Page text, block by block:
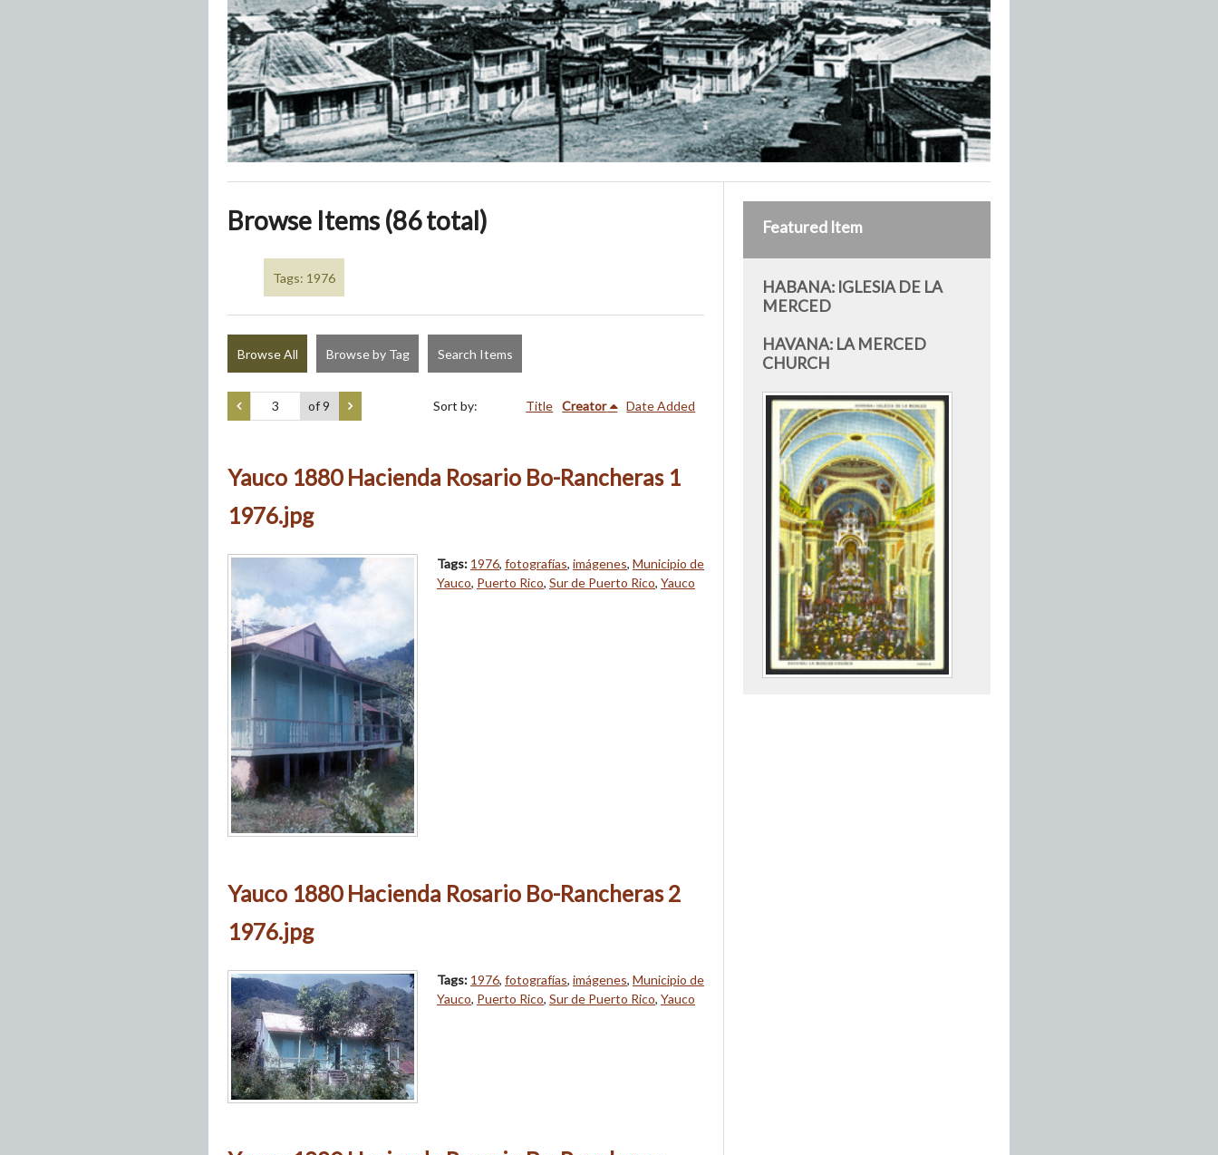
Browse Items (86 total)
Tags: 1976
Browse All Browse by Tag Search Items
of 9 Sort by: Title Creator Date Added
Yauco 1880 Hacienda Rosario Bo-Rancheras 1
1976.jpg
Tags: 1976, fotografías, imágenes, Municipio de
Yauco, Puerto Rico, Sur de Puerto Rico, Yauco
Yauco 1880 Hacienda Rosario Bo-Rancheras 2
1976.jpg
Tags: 1976, fotografías, imágenes, Municipio de
Yauco, Puerto Rico, Sur de Puerto Rico, Yauco
Featured Item
HABANA: IGLESIA DE LA
MERCED
HAVANA: LA MERCED
CHURCH